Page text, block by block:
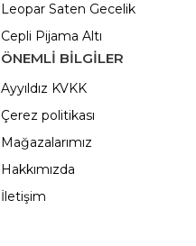
Leopar Saten Gecelik
Cepli Pijama Altı
ÖNEMLI BILGILER
Ayyıldız KVKK
Çerez politikası
Mağazalarımız
Hakkımızda
İletişim